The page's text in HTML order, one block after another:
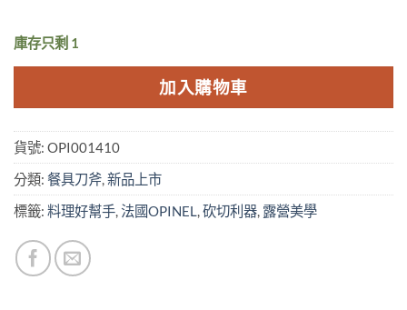
庫存只剩 1
加入購物車
貨號: OPI001410
分類: 餐具刀斧,新品上市
標籤: 料理好幫手,法國OPINEL,砍切利器, 露營美學